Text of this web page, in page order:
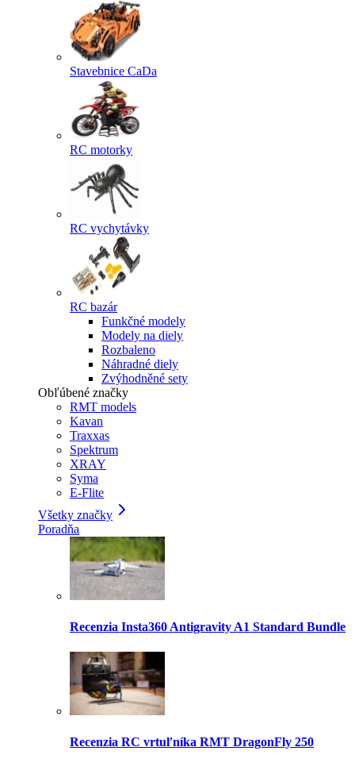
Stavebnice CaDa
RC motorky
RC vychytávky
RC bazár
Funkčné modely
Modely na diely
Rozbaleno
Náhradné diely
Zvýhodněné sety
Obľúbené značky
RMT models
Kavan
Traxxas
Spektrum
XRAY
Syma
E-Flite
Všetky značky
Poradňa
Recenzia Insta360 Antigravity A1 Standard Bundle
Recenzia RC vrtuľníka RMT DragonFly 250